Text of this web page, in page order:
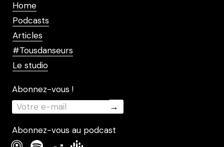
Home
Podcasts
Articles
#Tousdanseurs
Le studio
Abonnez-vous !
Abonnez-vous au podcast